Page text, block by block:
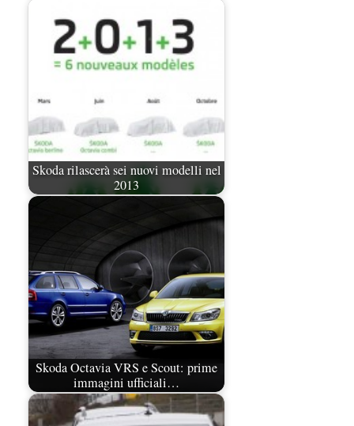
Skoda rilascerà sei nuovi modelli nel
2013
Skoda Octavia VRS e Scout: prime
immagini ufficiali…